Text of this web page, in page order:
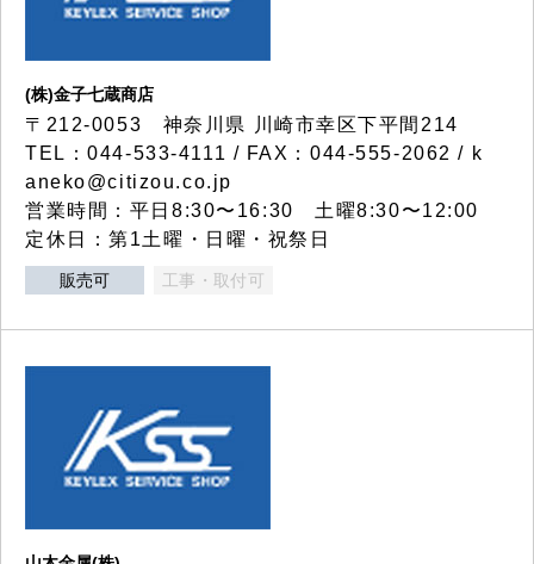
(株)金子七蔵商店
〒212-0053 神奈川県 川崎市幸区下平間214
TEL：044-533-4111 / FAX：044-555-2062 / k
aneko@citizou.co.jp
営業時間：平日8:30〜16:30 土曜8:30〜12:00
定休日：第1土曜・日曜・祝祭日
販売可 工事・取付可